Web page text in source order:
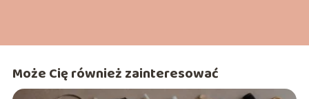
Może Cię również zainteresować